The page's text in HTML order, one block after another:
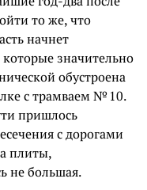
то же, что
начнет
значительно
обустроена
с трамваем № 10.
пришлось
с дорогами
плиты,
не большая.